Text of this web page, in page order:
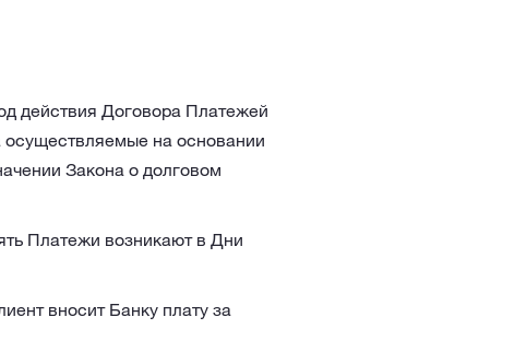
действия Договора Платежей
на основании
Закона о долговом
Платежи возникают в Дни
вносит Банку плату за